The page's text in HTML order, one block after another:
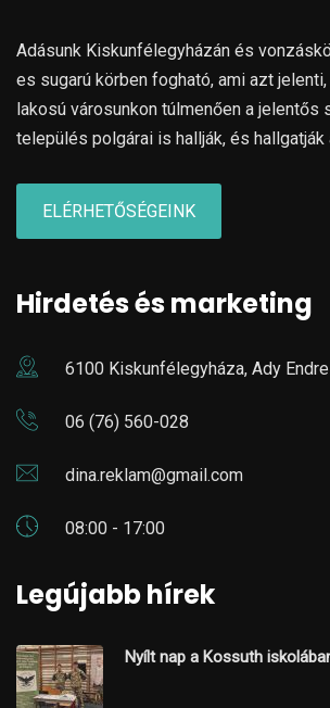
Adásunk Kiskunfélegyházán és
es sugarú körben fogható, ami azt
lakosú városunkon túlmenően a jelentős
település polgárai is hallják, és hallgatják
ELÉRHETŐSÉGEINK
Hirdetés és marketing
6100 Kiskunfélegyháza, Ady Endre
06 (76) 560-028
dina.reklam@gmail.com
08:00 - 17:00
Legújabb hírek
Nyílt nap a Kossuth